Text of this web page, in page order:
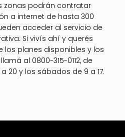
zonas podrán contratar
a internet de hasta 300
acceder al servicio de
Si vivís ahí y querés
los planes disponibles y los
al 0800-315-0112, de
20 y los sábados de 9 a 17.